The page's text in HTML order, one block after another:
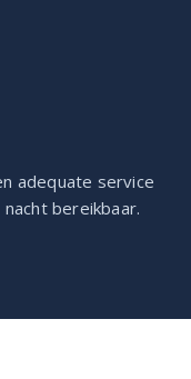
adequate service
bereikbaar.